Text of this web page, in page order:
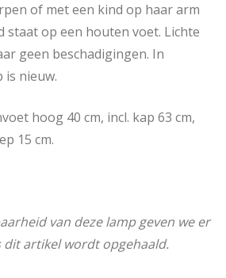
of met een kind op haar arm
staat op een houten voet. Lichte
geen beschadigingen. In
is nieuw.
hoog 40 cm, incl. kap 63 cm,
15 cm.
van deze lamp geven we er
dit artikel wordt opgehaald.